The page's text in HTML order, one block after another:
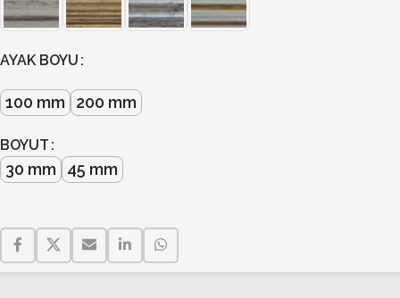
AYAK BOYU
100 mm 200 mm
BOYUT
30 mm 45 mm